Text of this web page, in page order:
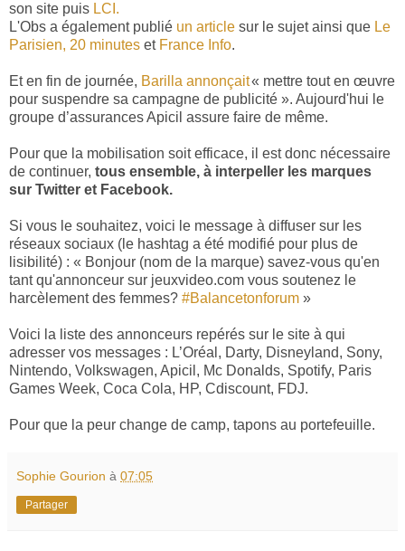
son site puis LCI.
L'Obs a également publié un article sur le sujet ainsi que Le
Parisien, 20 minutes et France Info.
Et en fin de journée, Barilla annonçait« mettre tout en œuvre
pour suspendre sa campagne de publicité ». Aujourd'hui le
groupe d’assurances Apicil assure faire de même.
Pour que la mobilisation soit efficace, il est donc nécessaire
de continuer, tous ensemble, à interpeller les marques
sur Twitter et Facebook.
Si vous le souhaitez, voici le message à diffuser sur les
réseaux sociaux (le hashtag a été modifié pour plus de
lisibilité) : « Bonjour (nom de la marque) savez-vous qu'en
tant qu'annonceur sur jeuxvideo.com vous soutenez le
harcèlement des femmes? #Balancetonforum »
Voici la liste des annonceurs repérés sur le site à qui
adresser vos messages : L’Oréal, Darty, Disneyland, Sony,
Nintendo, Volkswagen, Apicil, Mc Donalds, Spotify, Paris
Games Week, Coca Cola, HP, Cdiscount, FDJ.
Pour que la peur change de camp, tapons au portefeuille.
Sophie Gourion à 07:05
Partager